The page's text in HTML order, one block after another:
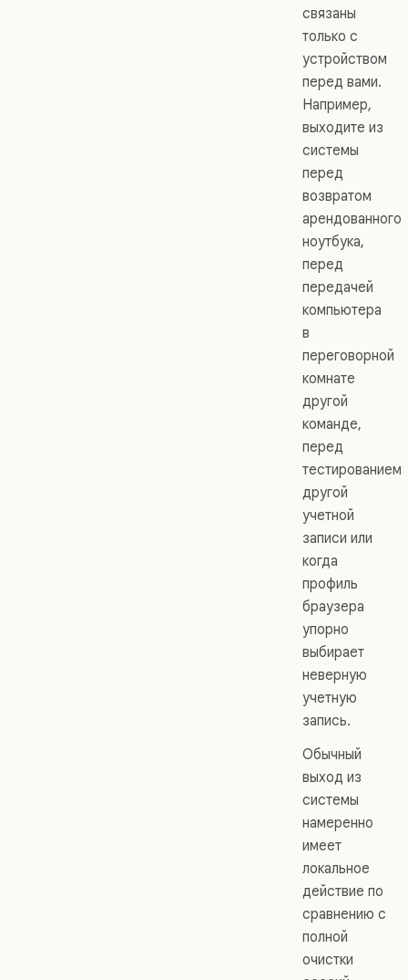
связаны
только с
устройством
перед вами.
Например,
выходите из
системы
перед
возвратом
арендованного
ноутбука,
перед
передачей
компьютера
в
переговорной
комнате
другой
команде,
перед
тестированием
другой
учетной
записи или
когда
профиль
браузера
упорно
выбирает
неверную
учетную
запись.
Обычный
выход из
системы
намеренно
имеет
локальное
действие по
сравнению с
полной
очистки